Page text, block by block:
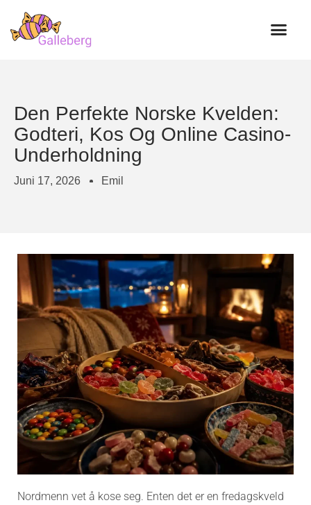
Den Perfekte Norske Kvelden:
Godteri, Kos Og Online Casino-
Underholdning
Juni 17, 2026 Emil
Nordmenn vet å kose seg. Enten det er en fredagskveld